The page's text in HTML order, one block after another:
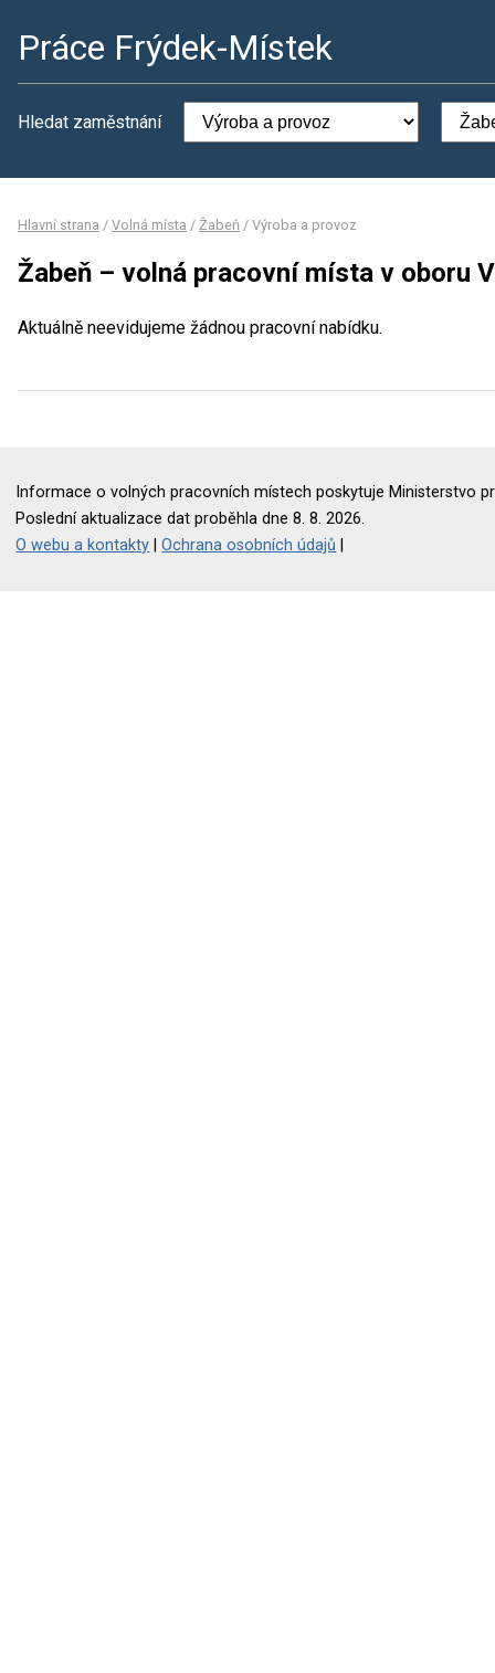
Práce Frýdek-Místek
Hledat zaměstnání
Hlavní strana / Volná místa / Žabeň / Výroba a provoz
Žabeň – volná pracovní místa v oboru
Aktuálně neevidujeme žádnou pracovní nabídku.
Informace o volných pracovních místech poskytuje Ministerstvo
Poslední aktualizace dat proběhla dne 8. 8. 2026.
O webu a kontakty |Ochrana osobních údajů